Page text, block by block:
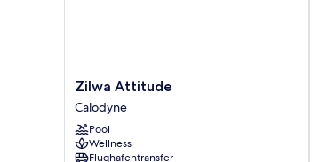
Zilwa
Attitude
Calodyne
Zilwa Attitude
Calodyne
Pool
Wellness
Flughafentransfer